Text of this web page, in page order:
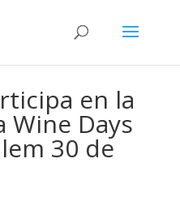
en la
Wine Days
30 de